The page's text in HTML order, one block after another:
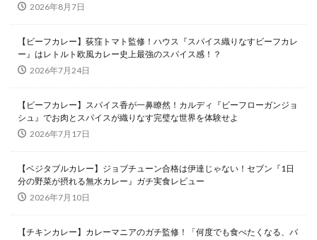
2026年8月7日
【ビーフカレー】荻窪トマト監修！ハウス『スパイス織りなすビーフカレ
ー』はレトルト欧風カレー史上最強のスパイス感！？
2026年7月24日
【ビーフカレー】スパイス香が一鼻瞭然！カルディ『ビーフローガンジョ
シュ』でお肉とスパイスが織りなす完璧な世界を体験せよ
2026年7月17日
【ベジタブルカレー】ジョブチューン合格は伊達じゃない！セブン『1日
分の野菜が摂れる無水カレー』ガチ実食レビュー
2026年7月10日
【チキンカレー】カレーマニアのガチ監修！「何度でも食べたくなる、バ